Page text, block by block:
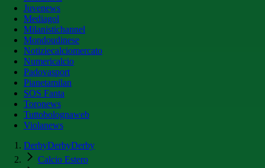
Juvenews
Mediagol
Milanistichannel
Mondoudinese
Notiziecalciomercato
Numericalcio
Padovasport
Pianetamilan
SOS Fanta
Toronews
Tuttobolognaweb
Violanews
DerbyDerbyDerby
Calcio Estero